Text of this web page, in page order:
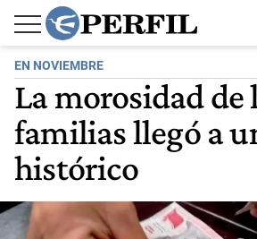
EN NOVIEMBRE
La morosidad de
familias llegó a
histórico